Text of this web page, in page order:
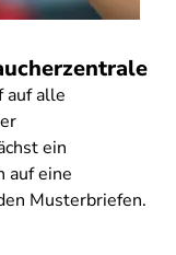
auf alle
ein
auf eine
Musterbriefen.